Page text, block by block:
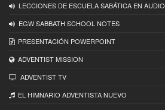
LECCIONES DE ESCUELA SABÁTICA EN AUDIO
EGW SABBATH SCHOOL NOTES
PRESENTACIÓN POWERPOINT
ADVENTIST MISSION
ADVENTIST TV
EL HIMNARIO ADVENTISTA NUEVO